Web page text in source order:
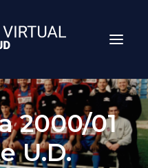
2000/01
U.D.